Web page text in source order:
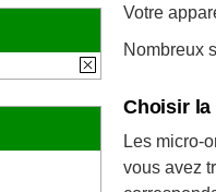
Votre
Nombreux
Choisir la
Les micro-
vous avez